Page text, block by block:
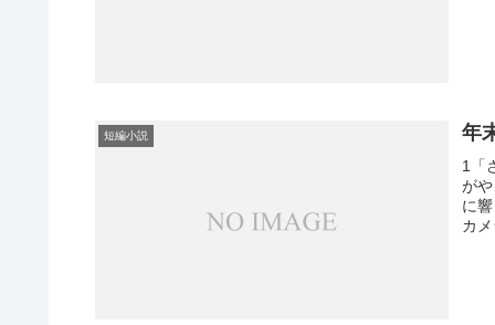
短編小説 年
1「
が
に
カ